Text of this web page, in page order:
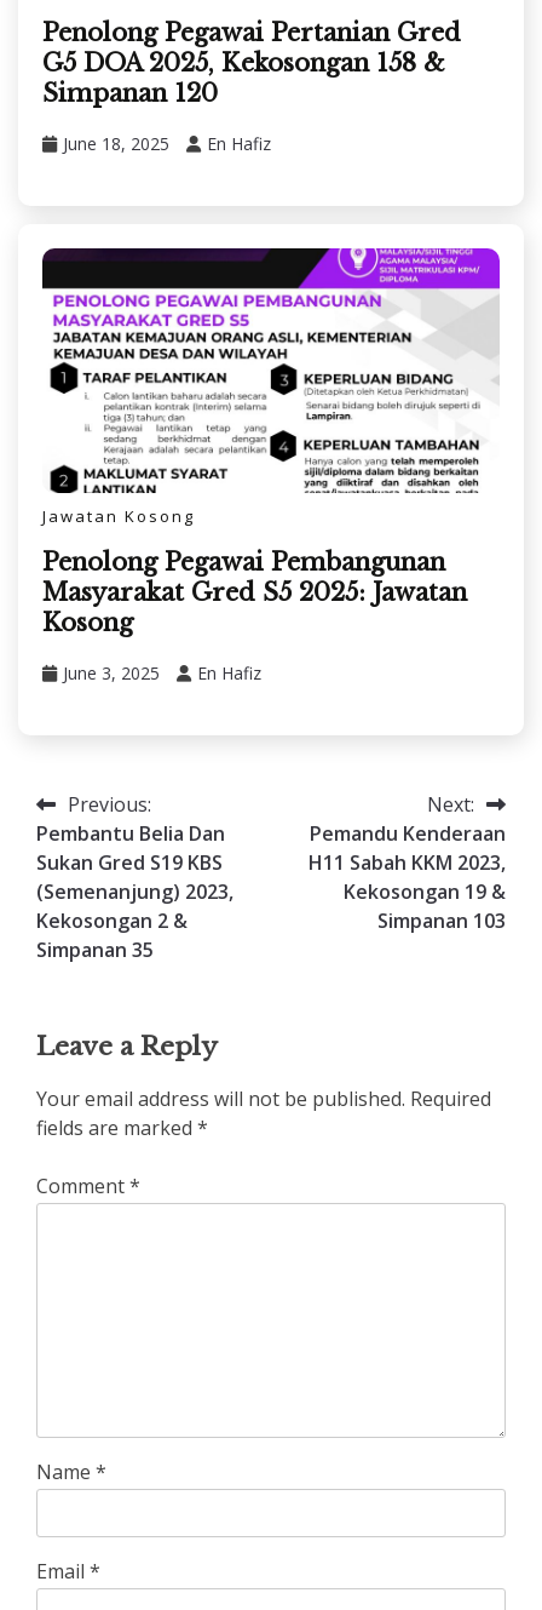
Penolong Pegawai Pertanian Gred
G5 DOA 2025, Kekosongan 158 &
Simpanan 120
June 18, 2025 En Hafiz
Jawatan Kosong
Penolong Pegawai Pembangunan
Masyarakat Gred S5 2025: Jawatan
Kosong
June 3, 2025 En Hafiz
Post
navigation
Previous:
Pembantu Belia Dan
Sukan Gred S19 KBS
(Semenanjung) 2023,
Kekosongan 2 &
Simpanan 35
Next:
Pemandu Kenderaan
H11 Sabah KKM 2023,
Kekosongan 19 &
Simpanan 103
Leave a Reply
Your email address will not be published. Required
fields are marked *
Comment*
Name *
Email *